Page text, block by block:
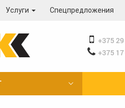
Услуги Спецпредложения
+375 29
+375 17